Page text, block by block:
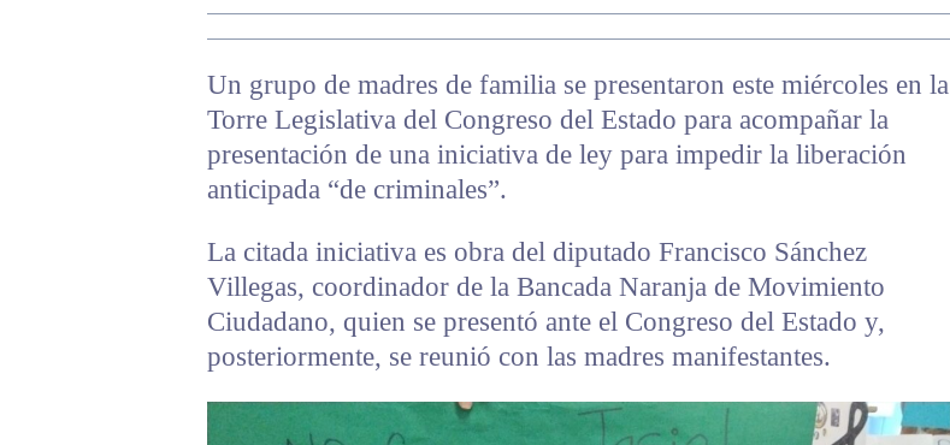
Un grupo de madres de familia se presentaron este miércoles en la
Torre Legislativa del Congreso del Estado para acompañar la
presentación de una iniciativa de ley para impedir la liberación
anticipada “de criminales”.
La citada iniciativa es obra del diputado Francisco Sánchez
Villegas, coordinador de la Bancada Naranja de Movimiento
Ciudadano, quien se presentó ante el Congreso del Estado y,
posteriormente, se reunió con las madres manifestantes.